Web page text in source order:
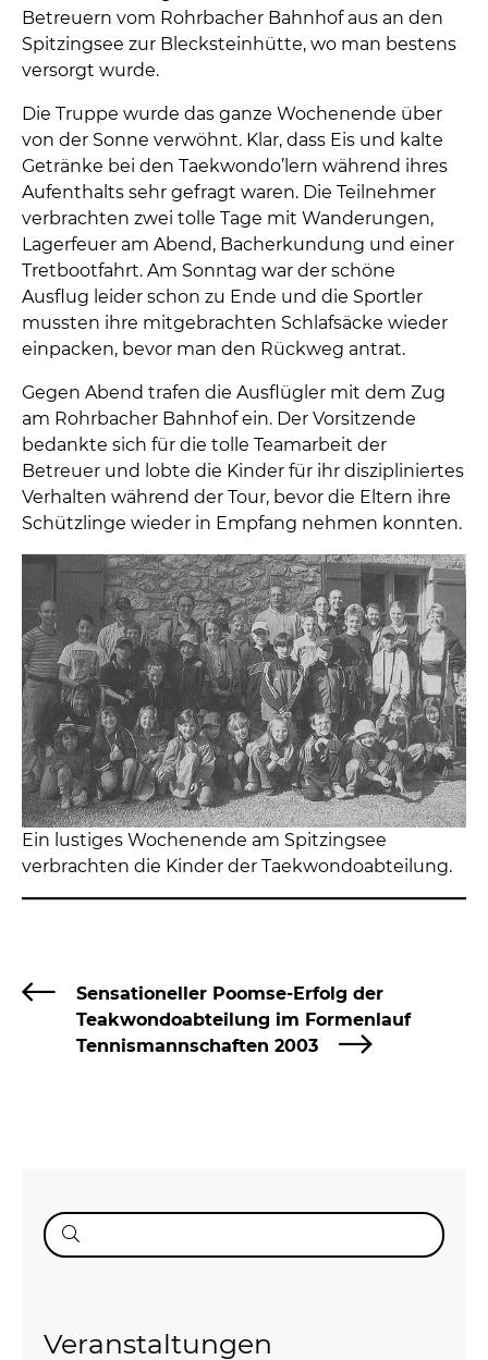
Betreuern vom Rohrbacher Bahnhof aus an den
Spitzingsee zur Blecksteinhütte, wo man bestens
versorgt wurde.
Die Truppe wurde das ganze Wochenende über
von der Sonne verwöhnt. Klar, dass Eis und kalte
Getränke bei den Taekwondo’lern während ihres
Aufenthalts sehr gefragt waren. Die Teilnehmer
verbrachten zwei tolle Tage mit Wanderungen,
Lagerfeuer am Abend, Bacherkundung und einer
Tretbootfahrt. Am Sonntag war der schöne
Ausflug leider schon zu Ende und die Sportler
mussten ihre mitgebrachten Schlafsäcke wieder
einpacken, bevor man den Rückweg antrat.
Gegen Abend trafen die Ausflügler mit dem Zug
am Rohrbacher Bahnhof ein. Der Vorsitzende
bedankte sich für die tolle Teamarbeit der
Betreuer und lobte die Kinder für ihr diszipliniertes
Verhalten während der Tour, bevor die Eltern ihre
Schützlinge wieder in Empfang nehmen konnten.
Ein lustiges Wochenende am Spitzingsee
verbrachten die Kinder der Taekwondoabteilung.
Sensationeller Poomse-Erfolg der
Teakwondoabteilung im Formenlauf
Tennismannschaften 2003
Suche
nach:
Veranstaltungen